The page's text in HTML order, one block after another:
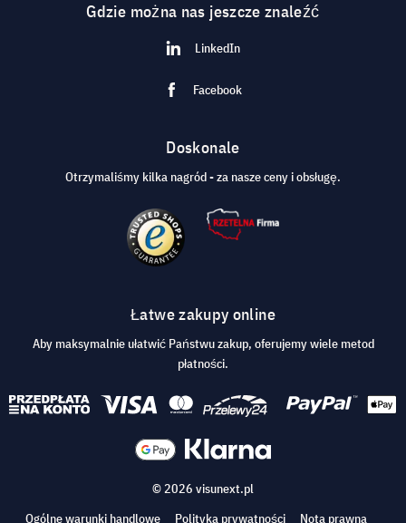
Gdzie można nas jeszcze znaleźć
LinkedIn
Facebook
Doskonale
Otrzymaliśmy kilka nagród - za nasze ceny i obsługę.
Łatwe zakupy online
Aby maksymalnie ułatwić Państwu zakup, oferujemy wiele metod
płatności.
© 2026 visunext.pl
Ogólne warunki handlowe
Polityka prywatności Nota prawna